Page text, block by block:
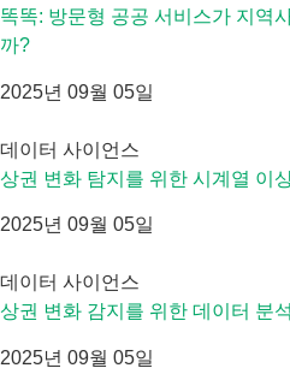
똑똑: 방문형 공공 서비스가 지역
까?
2025년 09월 05일
데이터 사이언스
상권 변화 탐지를 위한 시계열 이
2025년 09월 05일
데이터 사이언스
상권 변화 감지를 위한 데이터 분
2025년 09월 05일